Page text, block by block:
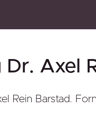
Axel
Rein Barstad.